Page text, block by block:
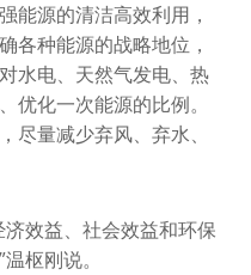
源的清洁高效利用，
各种能源的战略地位，
水电、天然气发电、热
优化一次能源的比例。
尽量减少弃风、弃水、
效益、社会效益和环保
枢刚说。